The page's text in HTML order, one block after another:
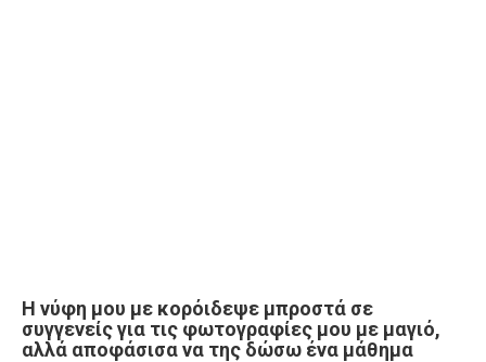
Η νύφη μου με κορόιδεψε μπροστά σε
συγγενείς για τις φωτογραφίες μου με μαγιό,
αλλά αποφάσισα να της δώσω ένα μάθημα